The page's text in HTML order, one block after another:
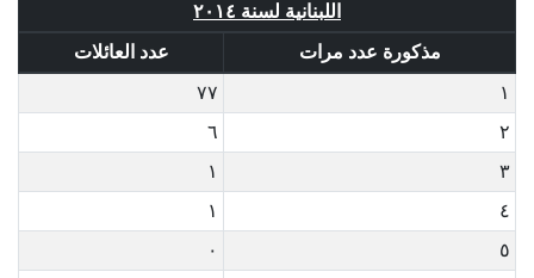
اللبنانية لسنة ٢٠١٤
مذكورة عدد مرات
عدد العائلات
١
٧٧
٢
٦
٣
١
٤
١
٥
٠